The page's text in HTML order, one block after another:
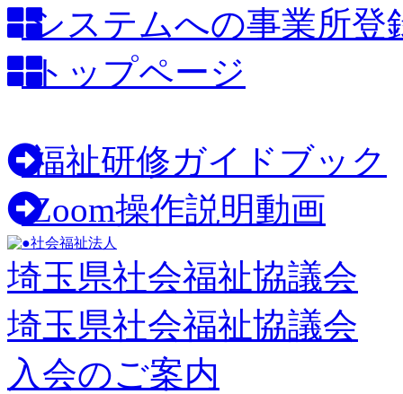
システムへの事業所登
トップページ
福祉研修ガイドブック
Zoom操作説明動画
社会福祉法人
埼玉県社会福祉協議会
埼玉県社会福祉協議会
入会のご案内